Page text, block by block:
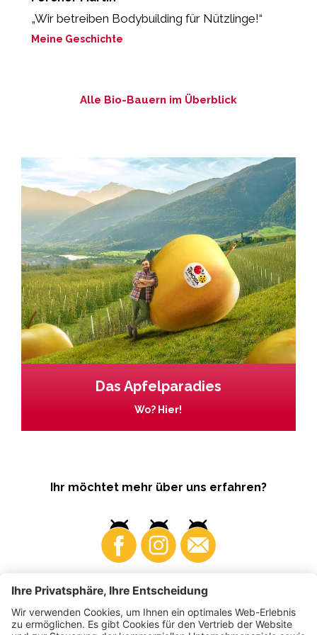
„Wir betreiben Bodybuilding für Nützlinge!“
Meine Geschichte
Alle Bio-Bauern im Überblick
Das Apfelparadies
Wo? Hier!
Ihr möchtet mehr über uns erfahren?
Business Produzenten